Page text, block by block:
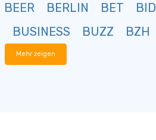
BEER BERLIN BET BID
BUSINESS BUZZ BZH
Mehr zeigen